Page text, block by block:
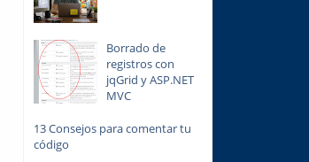
Borrado de
registros con
jqGrid y ASP.NET
MVC
13 Consejos para comentar tu
código